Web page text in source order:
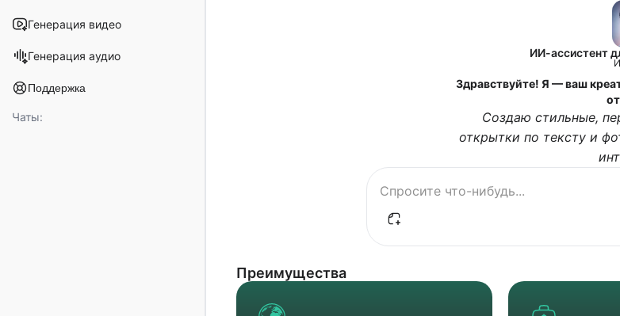
Генерация видео
Генерация аудио
Поддержка
Чаты:
ИИ-ассистент
Здравствуйте! Я — ваш
Создаю стильные,
открытки по тексту и
Преимущества